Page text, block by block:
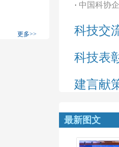
更多>>
· 中国科协
科技交
科技表
建言献
最新图文